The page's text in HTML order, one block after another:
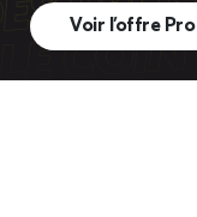
Voir l’offre Pro